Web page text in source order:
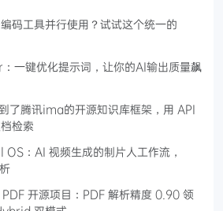
码工具并行使用？试试这个统一的
键优化提示词，让你的AI输出质量飙
了腾讯ima的开源知识库框架，用 API
检索
：AI 视频生成的制片人工作流，
开源项目：PDF 解析精度 0.90 领